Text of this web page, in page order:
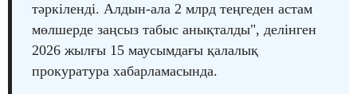
тәркіленді. Алдын-ала 2 млрд теңгеден астам
мөлшерде заңсыз табыс анықталды", делінген
2026 жылғы 15 маусымдағы қалалық
прокуратура хабарламасында.